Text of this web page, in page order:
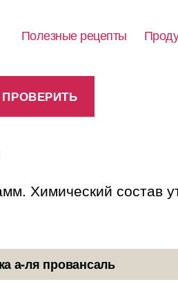
Полезные рецепты
Химический состав
а-ля провансаль